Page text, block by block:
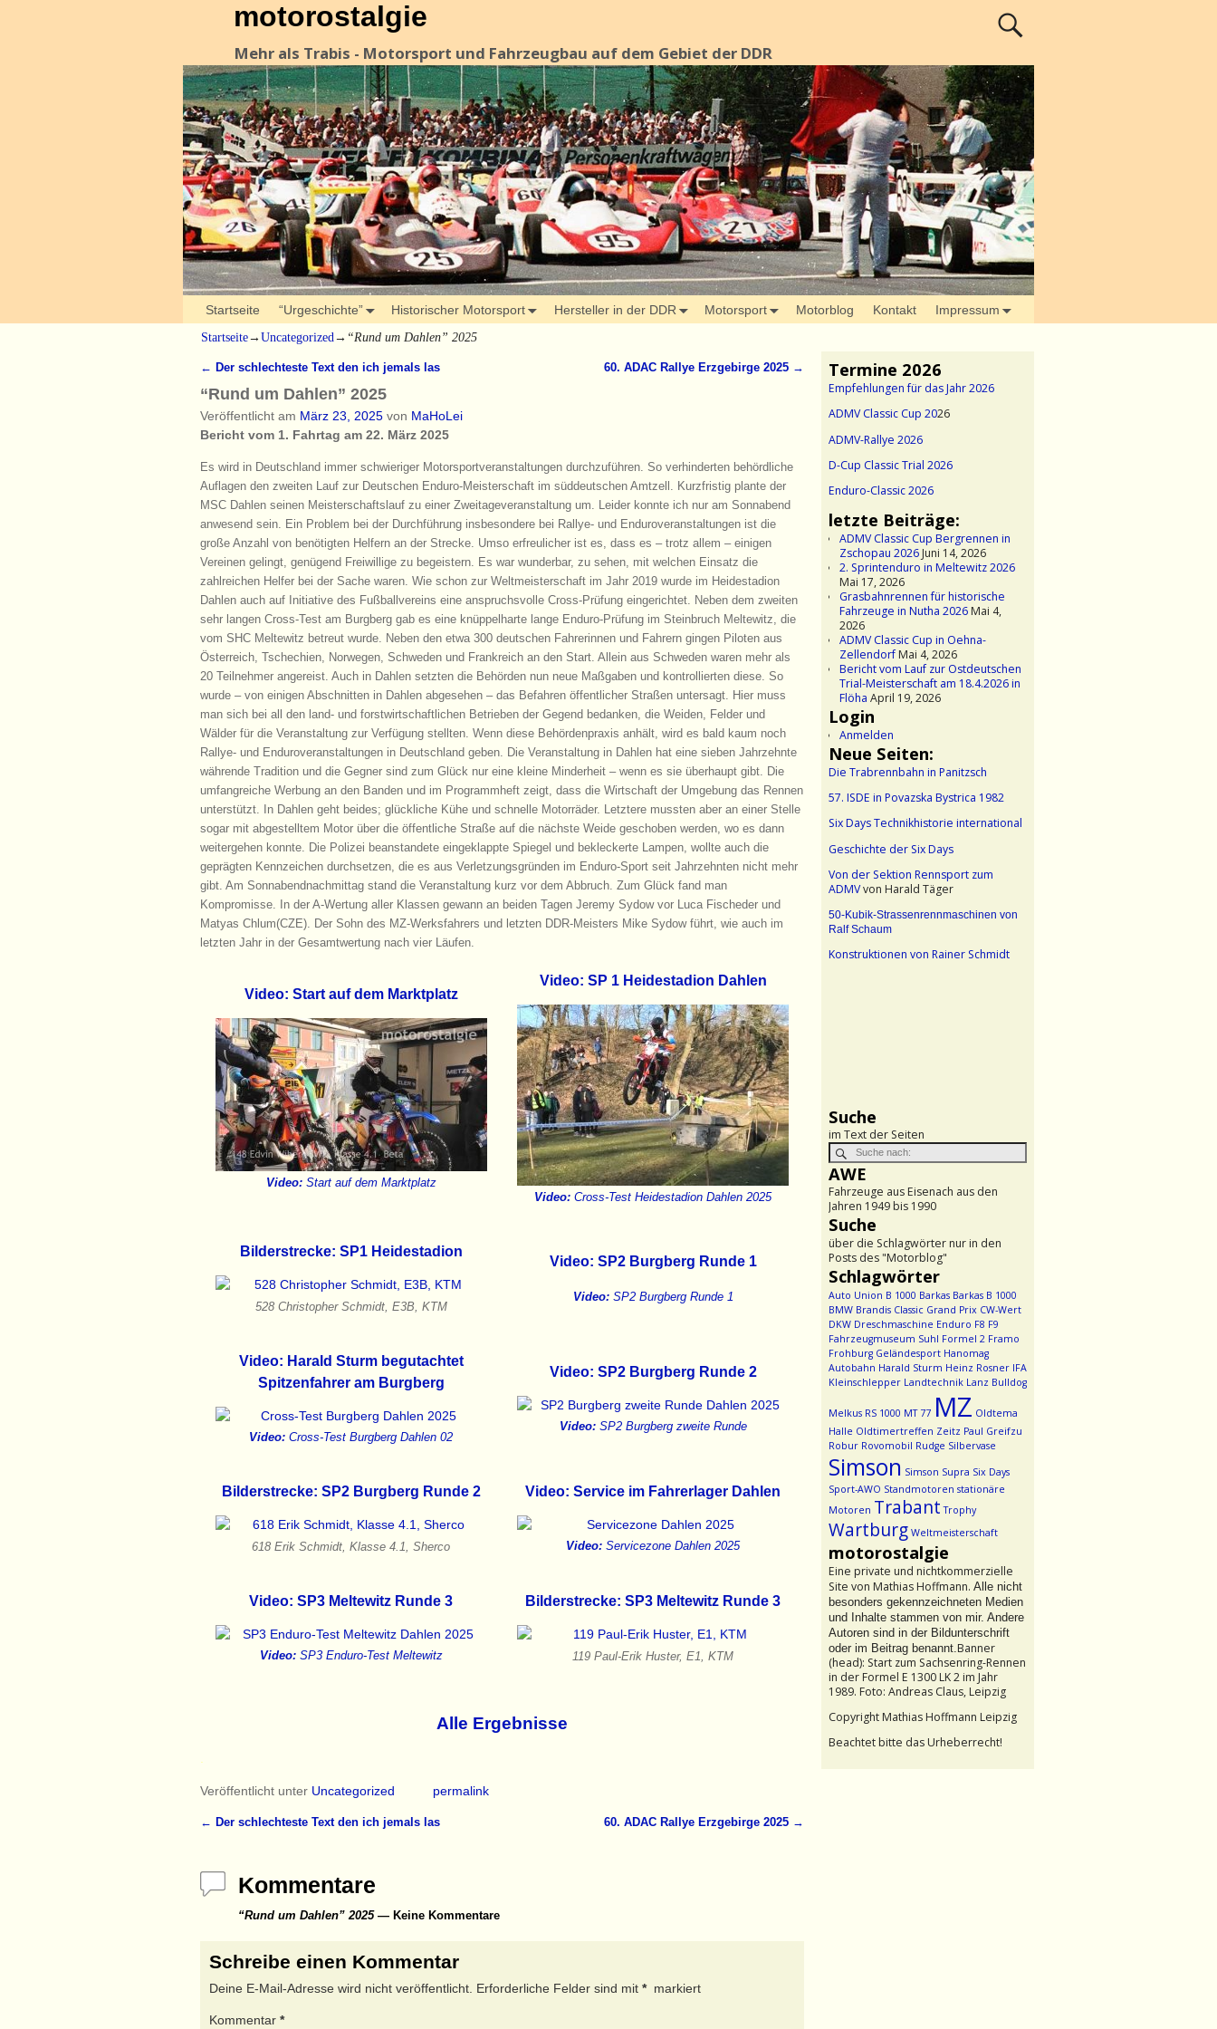
motorostalgie
Mehr als Trabis - Motorsport und Fahrzeugbau auf dem Gebiet der DDR
Startseite “Urgeschichte” Historischer Motorsport Hersteller in der DDR Motorsport Motorblog Kontakt Impressum
Startseite→ Uncategorized→ “Rund um Dahlen” 2025
Artikelnavigation
← Der schlechteste Text den ich jemals las 60. ADAC Rallye Erzgebirge 2025 →
“Rund um Dahlen” 2025
Veröffentlicht am März 23, 2025 von MaHoLei
Bericht vom 1. Fahrtag am 22. März 2025
Es wird in Deutschland immer schwieriger Motorsportveranstaltungen durchzuführen. So verhinderten behördliche
Auflagen den zweiten Lauf zur Deutschen Enduro-Meisterschaft im süddeutschen Amtzell. Kurzfristig plante der
MSC Dahlen seinen Meisterschaftslauf zu einer Zweitageveranstaltung um. Leider konnte ich nur am Sonnabend
anwesend sein. Ein Problem bei der Durchführung insbesondere bei Rallye- und Enduroveranstaltungen ist die
große Anzahl von benötigten Helfern an der Strecke. Umso erfreulicher ist es, dass es – trotz allem – einigen
Vereinen gelingt, genügend Freiwillige zu begeistern. Es war wunderbar, zu sehen, mit welchen Einsatz die
zahlreichen Helfer bei der Sache waren. Wie schon zur Weltmeisterschaft im Jahr 2019 wurde im Heidestadion
Dahlen auch auf Initiative des Fußballvereins eine anspruchsvolle Cross-Prüfung eingerichtet. Neben dem zweiten
sehr langen Cross-Test am Burgberg gab es eine knüppelharte lange Enduro-Prüfung im Steinbruch Meltewitz, die
vom SHC Meltewitz betreut wurde. Neben den etwa 300 deutschen Fahrerinnen und Fahrern gingen Piloten aus
Österreich, Tschechien, Norwegen, Schweden und Frankreich an den Start. Allein aus Schweden waren mehr als
20 Teilnehmer angereist. Auch in Dahlen setzten die Behörden nun neue Maßgaben und kontrollierten diese. So
wurde – von einigen Abschnitten in Dahlen abgesehen – das Befahren öffentlicher Straßen untersagt. Hier muss
man sich bei all den land- und forstwirtschaftlichen Betrieben der Gegend bedanken, die Weiden, Felder und
Wälder für die Veranstaltung zur Verfügung stellten. Wenn diese Behördenpraxis anhält, wird es bald kaum noch
Rallye- und Enduroveranstaltungen in Deutschland geben. Die Veranstaltung in Dahlen hat eine sieben Jahrzehnte
währende Tradition und die Gegner sind zum Glück nur eine kleine Minderheit – wenn es sie überhaupt gibt. Die
umfangreiche Werbung an den Banden und im Programmheft zeigt, dass die Wirtschaft der Umgebung das Rennen
unterstützt. In Dahlen geht beides; glückliche Kühe und schnelle Motorräder. Letztere mussten aber an einer Stelle
sogar mit abgestelltem Motor über die öffentliche Straße auf die nächste Weide geschoben werden, wo es dann
weitergehen konnte. Die Polizei beanstandete eingeklappte Spiegel und bekleckerte Lampen, wollte auch die
geprägten Kennzeichen durchsetzen, die es aus Verletzungsgründen im Enduro-Sport seit Jahrzehnten nicht mehr
gibt. Am Sonnabendnachmittag stand die Veranstaltung kurz vor dem Abbruch. Zum Glück fand man
Kompromisse. In der A-Wertung aller Klassen gewann an beiden Tagen Jeremy Sydow vor Luca Fischeder und
Matyas Chlum(CZE). Der Sohn des MZ-Werksfahrers und letzten DDR-Meisters Mike Sydow führt, wie auch im
letzten Jahr in der Gesamtwertung nach vier Läufen.
Video: Start auf dem Marktplatz
Video:Start auf dem Marktplatz
Video: SP 1 Heidestadion Dahlen
Video: Cross-Test Heidestadion Dahlen 2025
Bilderstrecke: SP1 Heidestadion
528 Christopher Schmidt, E3B, KTM
Video: SP2 Burgberg Runde 1
Video:SP2 Burgberg Runde 1
Video: Harald Sturm begutachtet
Spitzenfahrer am Burgberg
Video: Cross-Test Burgberg Dahlen 02
Video: SP2 Burgberg Runde 2
Video:SP2 Burgberg zweite Runde
Bilderstrecke: SP2 Burgberg Runde 2
618 Erik Schmidt, Klasse 4.1, Sherco
Video: Service im Fahrerlager Dahlen
Video: Servicezone Dahlen 2025
Video: SP3 Meltewitz Runde 3
Video:SP3 Enduro-Test Meltewitz
Bilderstrecke: SP3 Meltewitz Runde 3
119 Paul-Erik Huster, E1, KTM
Alle Ergebnisse
Veröffentlicht unter Uncategorized permalink
← Der schlechteste Text den ich jemals las 60. ADAC Rallye Erzgebirge 2025 →
Kommentare
“Rund um Dahlen” 2025— Keine Kommentare
Schreibe einen Kommentar
Deine E-Mail-Adresse wird nicht veröffentlicht. Erforderliche Felder sind mit * markiert
Kommentar *
Termine 2026
Empfehlungen für das Jahr 2026
ADMV Classic Cup 2026
ADMV-Rallye 2026
D-Cup Classic Trial 2026
Enduro-Classic 2026
letzte Beiträge:
ADMV Classic Cup Bergrennen in
Zschopau 2026Juni 14, 2026
2. Sprintenduro in Meltewitz 2026
Mai 17, 2026
Grasbahnrennen für historische
Fahrzeuge in Nutha 2026Mai 4,
2026
ADMV Classic Cup in Oehna-
ZellendorfMai 4, 2026
Bericht vom Lauf zur Ostdeutschen
Trial-Meisterschaft am 18.4.2026 in
Flöha April 19, 2026
Login
Anmelden
Neue Seiten:
Die Trabrennbahn in Panitzsch
57. ISDE in Povazska Bystrica 1982
Six Days Technikhistorie international
Geschichte der Six Days
Von der Sektion Rennsport zum
ADMVvon Harald Täger
50-Kubik-Strassenrennmaschinen von
Ralf Schaum
Konstruktionen von Rainer Schmidt
Suche
im Text der Seiten
AWE
Fahrzeuge aus Eisenach aus den
Jahren 1949 bis 1990
Suche
über die Schlagwörter nur in den
Posts des "Motorblog"
Schlagwörter
Auto Union B 1000 Barkas Barkas B 1000
BMW Brandis Classic Grand Prix CW-Wert
DKW Dreschmaschine Enduro F8 F9
Fahrzeugmuseum Suhl Formel 2 Framo
Frohburg Geländesport Hanomag
Autobahn Harald Sturm Heinz Rosner IFA
Kleinschlepper Landtechnik Lanz Bulldog
Melkus RS 1000 MT 77 MZ Oldtema
Halle Oldtimertreffen Zeitz Paul Greifzu
Robur Rovomobil Rudge Silbervase
Simson Simson Supra Six Days
Sport-AWO Standmotoren stationäre
Motoren Trabant Trophy
Wartburg Weltmeisterschaft
motorostalgie
Eine private und nichtkommerzielle
Site von Mathias Hoffmann. Alle nicht
besonders gekennzeichneten Medien
und Inhalte stammen von mir. Andere
Autoren sind in der Bildunterschrift
oder im Beitrag benannt. Banner
(head): Start zum Sachsenring-Rennen
in der Formel E 1300 LK 2 im Jahr
1989. Foto: Andreas Claus, Leipzig
Copyright Mathias Hoffmann Leipzig
Beachtet bitte das Urheberrecht!